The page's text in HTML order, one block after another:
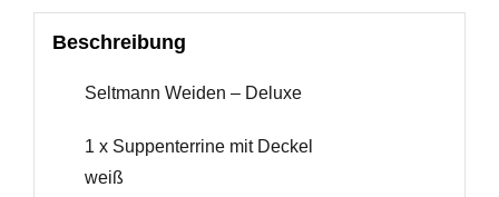
Beschreibung
Seltmann Weiden – Deluxe
1 x Suppenterrine mit Deckel
weiß